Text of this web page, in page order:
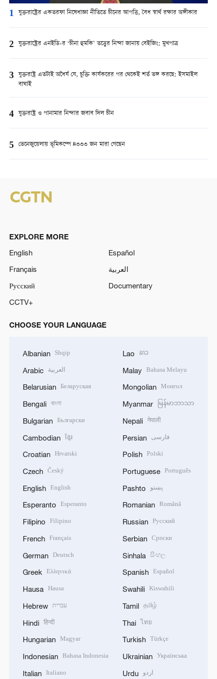
1 যুক্তরাষ্ট্রের একতরফা নিষেধাজ্ঞা নীতিতে চীনের আপত্তি, বৈধ স্বার্থ রক্ষার অঙ্গীকার
2 যুক্তরাষ্ট্রের এনইডি-র ‘চীনা হুমকি’ তত্ত্বের নিন্দা জানায় বেইজিং: মুখপাত্র
3 যুক্তরাষ্ট্র এতটাই অধৈর্য যে, চুক্তি কার্যকরের পর থেকেই শর্ত ভঙ্গ করছে: ইসমাইল
বাঘাই
4 যুক্তরাষ্ট্র ও পানামার নিন্দার জবাব দিল চীন
5 ভেনেজুয়েলায় ভূমিকম্পে ৪৩৩৩ জন মারা গেছেন
EXPLORE MORE
English
Español
Français
العربية
Русский
Documentary
CCTV+
CHOOSE YOUR LANGUAGE
Albanian Shqip
Arabic العربية
Belarusian Беларуская
Bengali বাংলা
Bulgarian Български
Cambodian ខ្មែរ
Croatian Hrvatski
Czech Český
English English
Esperanto Esperanto
Filipino Filipino
French Français
German Deutsch
Greek Ελληνικά
Hausa Hausa
Hebrew עברית
Hindi हिन्दी
Hungarian Magyar
Indonesian Bahasa Indonesia
Italian Italiano
Lao ລາວ
Malay Bahasa Melayu
Mongolian Монгол
Myanmar မြန်မာဘာသာ
Nepali नेपाली
Persian فارسی
Polish Polski
Portuguese Português
Pashto پښتو
Romanian Română
Russian Русский
Serbian Српски
Sinhala සිංහල
Spanish Español
Swahili Kiswahili
Tamil தமிழ்
Thai ไทย
Turkish Türkçe
Ukrainian Українська
Urdu اردو